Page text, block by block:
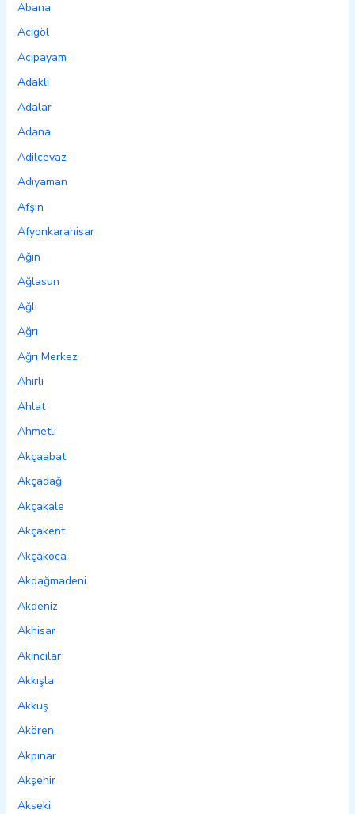
Abana
Acıgöl
Acıpayam
Adaklı
Adalar
Adana
Adilcevaz
Adıyaman
Afşin
Afyonkarahisar
Ağın
Ağlasun
Ağlı
Ağrı
Ağrı Merkez
Ahırlı
Ahlat
Ahmetli
Akçaabat
Akçadağ
Akçakale
Akçakent
Akçakoca
Akdağmadeni
Akdeniz
Akhisar
Akıncılar
Akkışla
Akkuş
Akören
Akpınar
Akşehir
Akseki